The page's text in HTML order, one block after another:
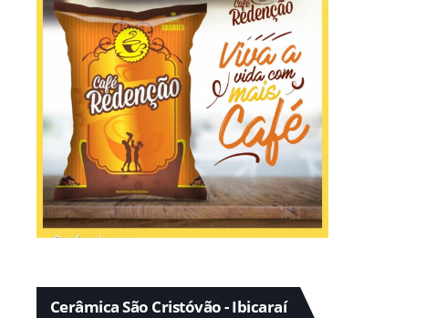
Cerâmica São Cristóvão - Ibicaraí